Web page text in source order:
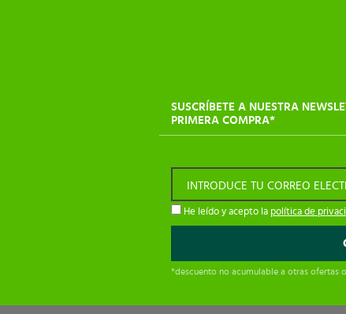
SUSCRÍBETE A NUESTRA
PRIMERA COMPRA*
INTRODUCE TU CORREO
He leído y acepto la política de
*descuento no acumulable a otras ofertas